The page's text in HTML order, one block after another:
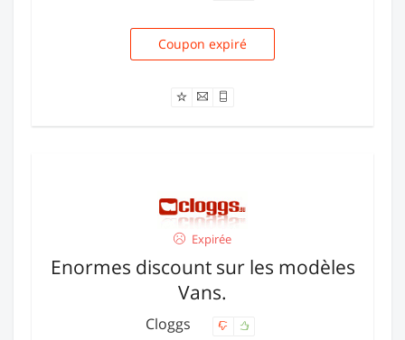
FAB10
Coupon expiré
Expirée
Enormes discount sur les modèles
Vans.
Cloggs